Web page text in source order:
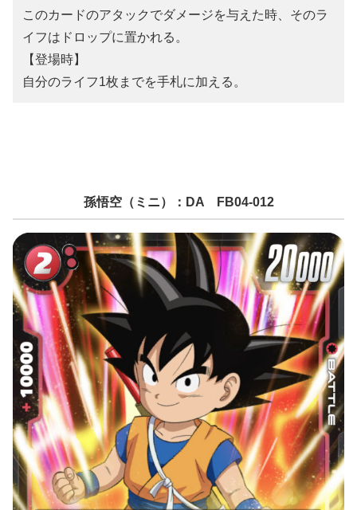
このカードのアタックでダメージを与えた時、そのラ
イフはドロップに置かれる。
【登場時】
自分のライフ1枚までを手札に加える。
孫悟空（ミニ）：DA FB04-012